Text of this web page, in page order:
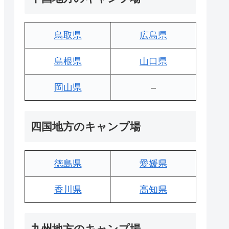
鳥取県 広島県
島根県 山口県
岡山県 –
四国地方のキャンプ場
徳島県 愛媛県
香川県 高知県